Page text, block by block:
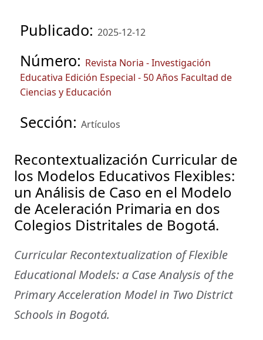
Publicado: 2025-12-12
Número: Revista Noria - Investigación
Educativa Edición Especial - 50 Años Facultad de
Ciencias y Educación
Sección: Artículos
Recontextualización Curricular de
los Modelos Educativos Flexibles:
un Análisis de Caso en el Modelo
de Aceleración Primaria en dos
Colegios Distritales de Bogotá.
Curricular Recontextualization of Flexible
Educational Models: a Case Analysis of the
Primary Acceleration Model in Two District
Schools in Bogotá.